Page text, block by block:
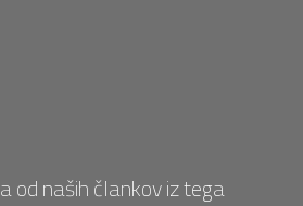
od naših člankov iz tega